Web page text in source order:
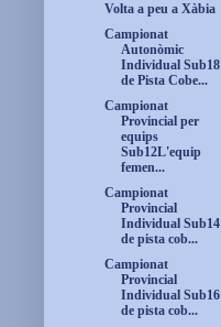
Volta a peu a Xàbia
Campionat
Autonòmic
Individual Sub18
de Pista Cobe...
Campionat
Provincial per
equips
Sub12L'equip
femen...
Campionat
Provincial
Individual Sub14
de pista cob...
Campionat
Provincial
Individual Sub16
de pista cob...